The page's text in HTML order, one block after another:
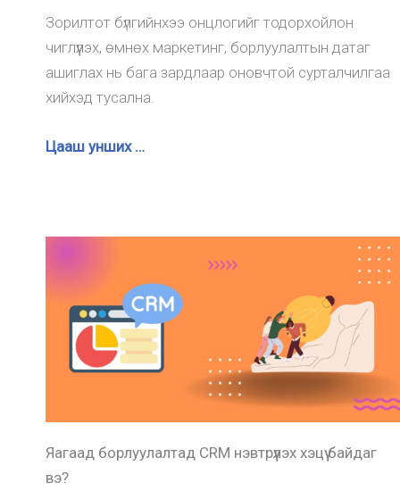
Зорилтот бүлгийнхээ онцлогийг тодорхойлон
чиглүүлэх, өмнөх маркетинг, борлуулалтын датаг
ашиглах нь бага зардлаар оновчтой сурталчилгаа
хийхэд тусална.
Цааш унших …
Яагаад борлуулалтад CRM нэвтрүүлэх хэцүү байдаг
вэ?